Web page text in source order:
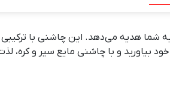
شما هدیه می‌دهد. این چاشنی با
بیاورید و با چاشنی مایع سیر و کره،